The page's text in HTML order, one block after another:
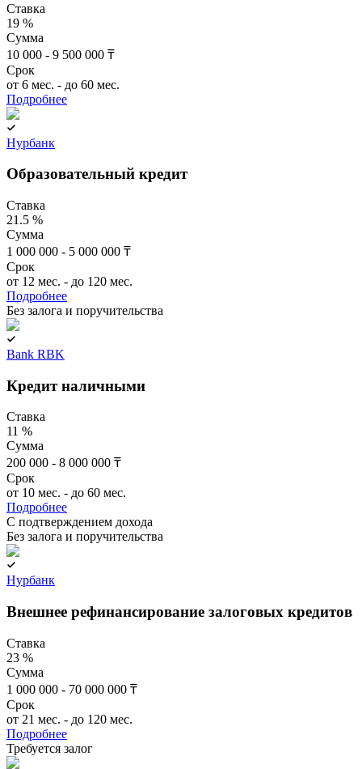
Ставка
19 %
Сумма
10 000 - 9 500 000 ₸
Срок
от 6 мес. - до 60 мес.
Подробнее
Нурбанк
Образовательный кредит
Ставка
21.5 %
Сумма
1 000 000 - 5 000 000 ₸
Срок
от 12 мес. - до 120 мес.
Подробнее
Без залога и поручительства
Bank RBK
Кредит наличными
Ставка
11 %
Сумма
200 000 - 8 000 000 ₸
Срок
от 10 мес. - до 60 мес.
Подробнее
C подтверждением дохода
Без залога и поручительства
Нурбанк
Внешнее рефинансирование залоговых кредитов
Ставка
23 %
Сумма
1 000 000 - 70 000 000 ₸
Срок
от 21 мес. - до 120 мес.
Подробнее
Требуется залог